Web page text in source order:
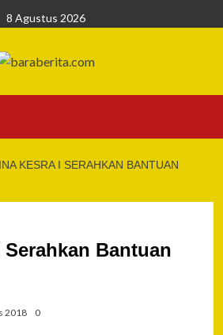
8 Agustus 2026
KESRA I SERAHKAN BANTUAN
Bantuan
2018 0